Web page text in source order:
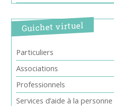
Guichet virtuel
Particuliers
Associations
Professionnels
Services d’aide à la personne